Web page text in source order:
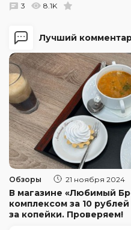
Лучший
Обзоры 21 ноября 2024
В магазине «Любимый
комплексом за 10
за копейки. Проверяем!
3 8.1K